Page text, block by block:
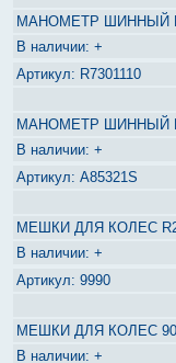
МАНОМЕТР ШИННЫЙ
+
R7301110
МАНОМЕТР ШИННЫЙ
+
A85321S
МЕШКИ ДЛЯ КОЛЕС
+
9990
МЕШКИ ДЛЯ КОЛЕС
+